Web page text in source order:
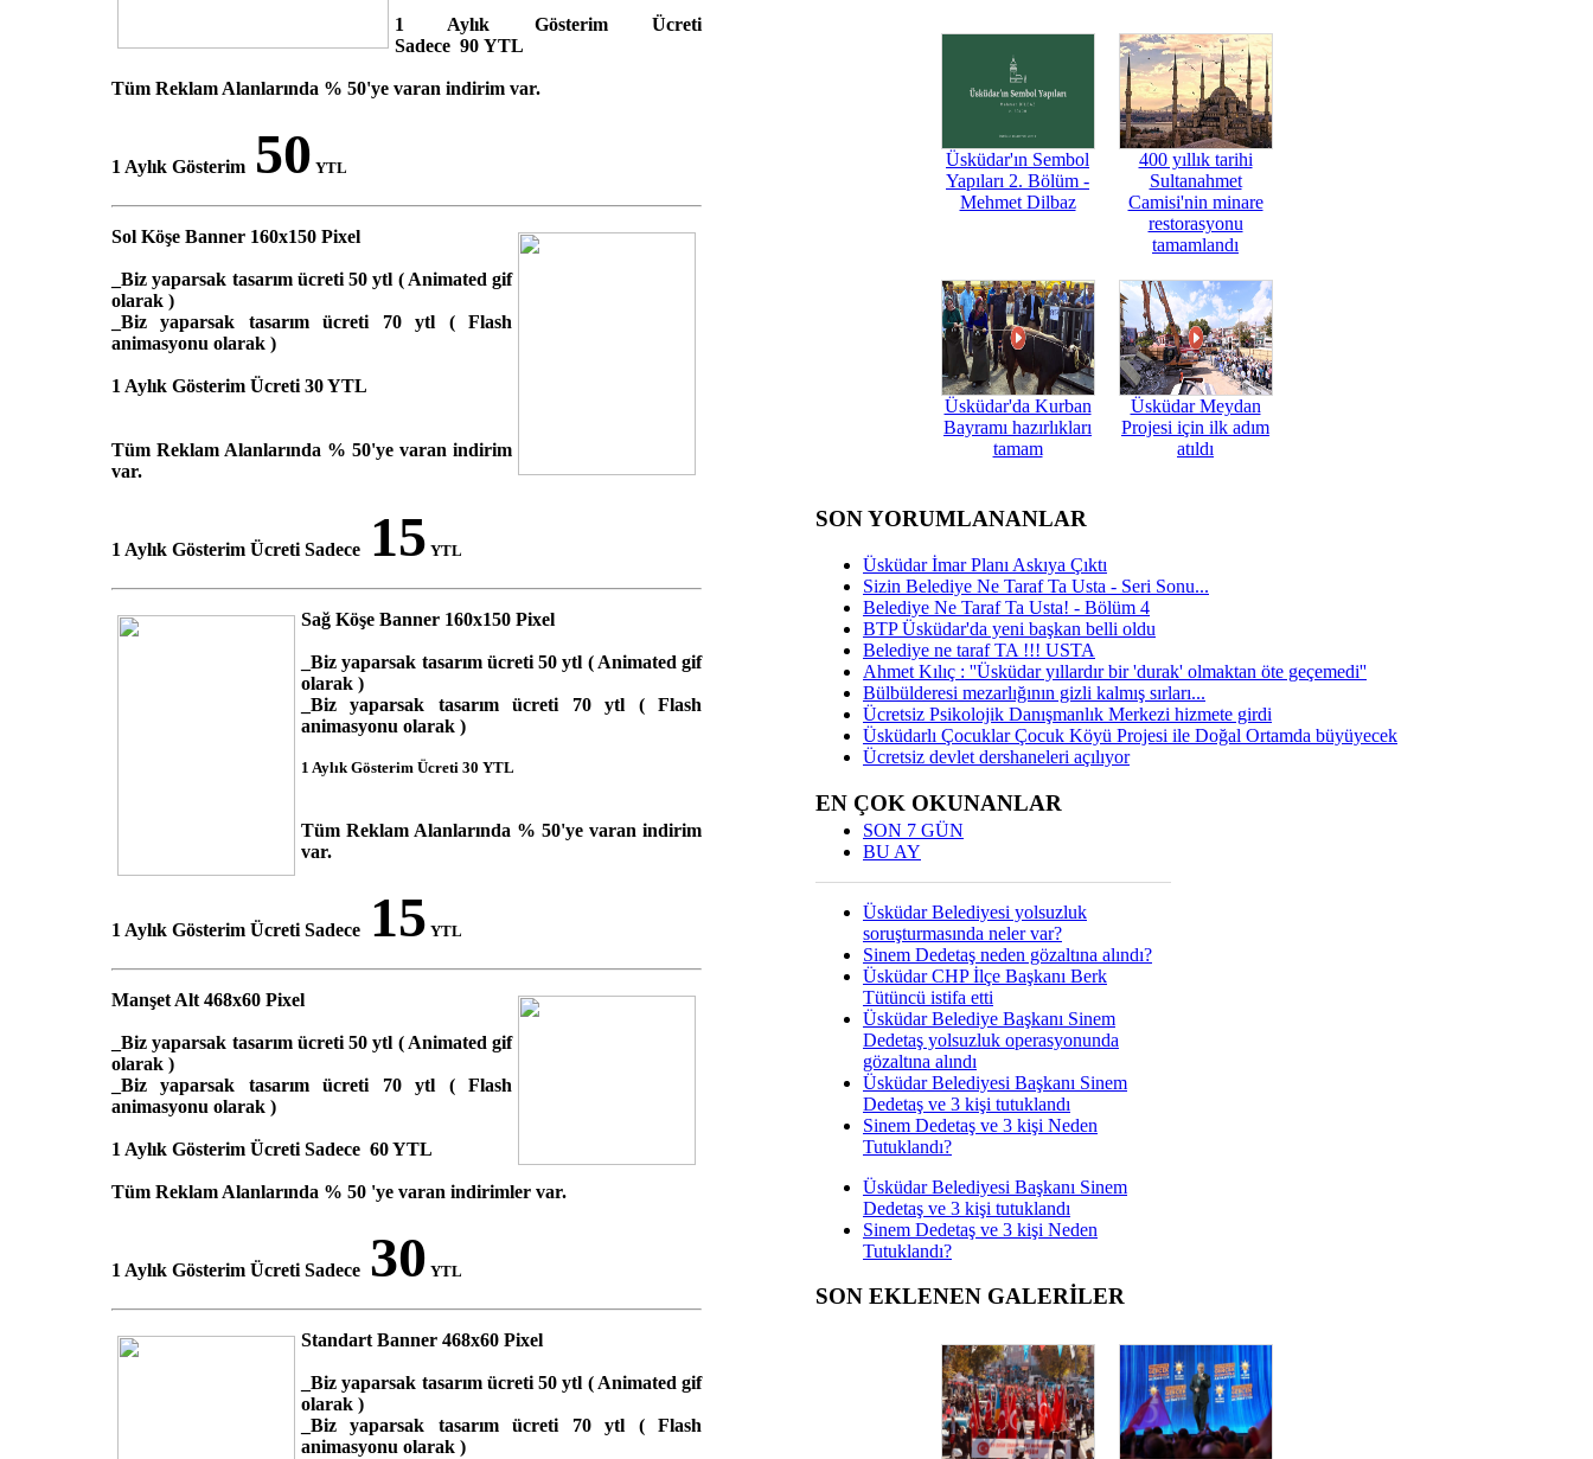
1 Aylık Gösterim Ücreti
Sadece 90 YTL
Tüm Reklam Alanlarında % 50'ye varan indirim var.
1 Aylık Gösterim 50 YTL
Sol Köşe Banner 160x150 Pixel
_Biz yaparsak tasarım ücreti 50 ytl ( Animated gif
olarak )
_Biz yaparsak tasarım ücreti 70 ytl ( Flash
animasyonu olarak )
1 Aylık Gösterim Ücreti 30 YTL
Tüm Reklam Alanlarında % 50'ye varan indirim
var.
1 Aylık Gösterim Ücreti Sadece 15 YTL
Sağ Köşe Banner 160x150 Pixel
_Biz yaparsak tasarım ücreti 50 ytl ( Animated gif
olarak )
_Biz yaparsak tasarım ücreti 70 ytl ( Flash
animasyonu olarak )
1 Aylık Gösterim Ücreti 30 YTL
Tüm Reklam Alanlarında % 50'ye varan indirim
var.
1 Aylık Gösterim Ücreti Sadece 15 YTL
Manşet Alt 468x60 Pixel
_Biz yaparsak tasarım ücreti 50 ytl ( Animated gif
olarak )
_Biz yaparsak tasarım ücreti 70 ytl ( Flash
animasyonu olarak )
1 Aylık Gösterim Ücreti Sadece 60 YTL
Tüm Reklam Alanlarında % 50 'ye varan indirimler var.
1 Aylık Gösterim Ücreti Sadece 30 YTL
Standart Banner 468x60 Pixel
_Biz yaparsak tasarım ücreti 50 ytl ( Animated gif
olarak )
_Biz yaparsak tasarım ücreti 70 ytl ( Flash
animasyonu olarak )
Üsküdar'ın Sembol
Yapıları 2. Bölüm -
Mehmet Dilbaz
400 yıllık tarihi
Sultanahmet
Camisi'nin minare
restorasyonu
tamamlandı
Üsküdar'da Kurban
Bayramı hazırlıkları
tamam
Üsküdar Meydan
Projesi için ilk adım
atıldı
SON YORUMLANANLAR
Üsküdar İmar Planı Askıya Çıktı
Sizin Belediye Ne Taraf Ta Usta - Seri Sonu...
Belediye Ne Taraf Ta Usta! - Bölüm 4
BTP Üsküdar'da yeni başkan belli oldu
Belediye ne taraf TA !!! USTA
Ahmet Kılıç : ''Üsküdar yıllardır bir 'durak' olmaktan öte geçemedi''
Bülbülderesi mezarlığının gizli kalmış sırları...
Ücretsiz Psikolojik Danışmanlık Merkezi hizmete girdi
Üsküdarlı Çocuklar Çocuk Köyü Projesi ile Doğal Ortamda büyüyecek
Ücretsiz devlet dershaneleri açılıyor
EN ÇOK OKUNANLAR
SON 7 GÜN
BU AY
Üsküdar Belediyesi yolsuzluk
soruşturmasında neler var?
Sinem Dedetaş neden gözaltına alındı?
Üsküdar CHP İlçe Başkanı Berk
Tütüncü istifa etti
Üsküdar Belediye Başkanı Sinem
Dedetaş yolsuzluk operasyonunda
gözaltına alındı
Üsküdar Belediyesi Başkanı Sinem
Dedetaş ve 3 kişi tutuklandı
Sinem Dedetaş ve 3 kişi Neden
Tutuklandı?
Üsküdar Belediyesi Başkanı Sinem
Dedetaş ve 3 kişi tutuklandı
Sinem Dedetaş ve 3 kişi Neden
Tutuklandı?
SON EKLENEN GALERİLER